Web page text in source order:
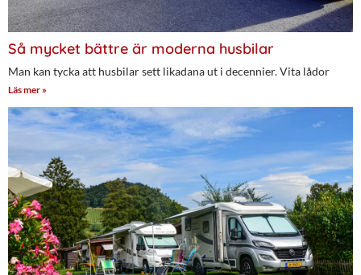
Så mycket bättre är moderna husbilar
Man kan tycka att husbilar sett likadana ut i decennier. Vita lådor
Läs mer »